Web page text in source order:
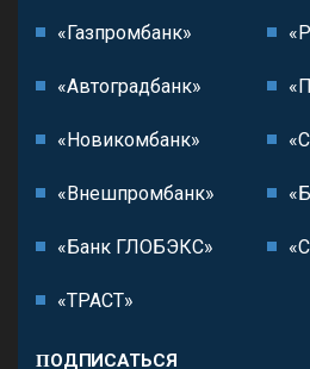
«Газпромбанк»
«Автоградбанк»
«Новикомбанк»
«Внешпромбанк»
«Банк ГЛОБЭКС»
«ТРАСТ»
ПОДПИСАТЬСЯ